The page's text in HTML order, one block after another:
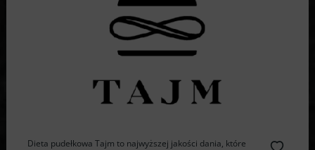
Dieta pudełkowa Tajm to najwyższej jakości dania, które